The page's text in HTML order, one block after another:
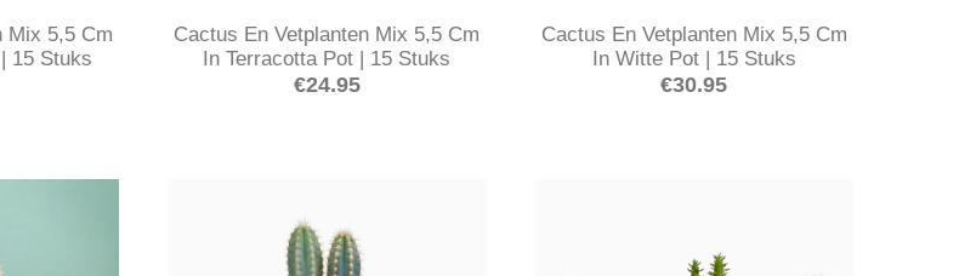
Mix 5,5 Cm
15 Stuks
Cactus En Vetplanten Mix 5,5 Cm
In Terracotta Pot | 15 Stuks
€24.95
Cactus En Vetplanten Mix 5,5 Cm
In Witte Pot | 15 Stuks
€30.95